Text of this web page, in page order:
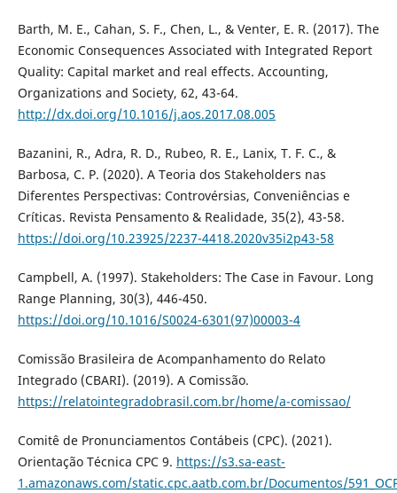
Barth, M. E., Cahan, S. F., Chen, L., & Venter, E. R. (2017). The
Economic Consequences Associated with Integrated Report
Quality: Capital market and real effects. Accounting,
Organizations and Society, 62, 43-64.
http://dx.doi.org/10.1016/j.aos.2017.08.005
Bazanini, R., Adra, R. D., Rubeo, R. E., Lanix, T. F. C., &
Barbosa, C. P. (2020). A Teoria dos Stakeholders nas
Diferentes Perspectivas: Controvérsias, Conveniências e
Críticas. Revista Pensamento & Realidade, 35(2), 43-58.
https://doi.org/10.23925/2237-4418.2020v35i2p43-58
Campbell, A. (1997). Stakeholders: The Case in Favour. Long
Range Planning, 30(3), 446-450.
https://doi.org/10.1016/S0024-6301(97)00003-4
Comissão Brasileira de Acompanhamento do Relato
Integrado (CBARI). (2019). A Comissão.
https://relatointegradobrasil.com.br/home/a-comissao/
Comitê de Pronunciamentos Contábeis (CPC). (2021).
Orientação Técnica CPC 9. https://s3.sa-east-
1.amazonaws.com/static.cpc.aatb.com.br/Documentos/